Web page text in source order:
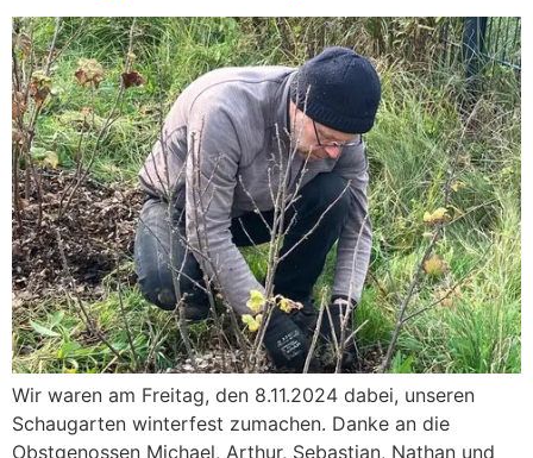
Wir waren am Freitag, den 8.11.2024 dabei, unseren
Schaugarten winterfest zumachen. Danke an die
Obstgenossen Michael, Arthur, Sebastian, Nathan und